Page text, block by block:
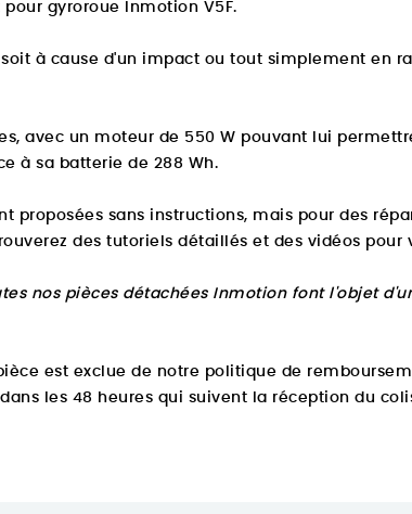
gyroroue Inmotion V5F.
à cause d'un impact ou tout simplement en
avec un moteur de 550 W pouvant lui
à sa batterie de 288 Wh.
proposées sans instructions, mais pour des
des tutoriels détaillés et des vidéos pour
nos pièces détachées Inmotion font l'objet
est exclue de notre politique de
les 48 heures qui suivent la réception du